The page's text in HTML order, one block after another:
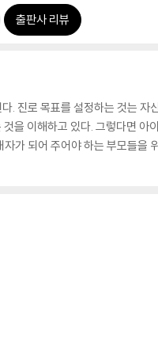
출판사 리뷰
. 진로 목표를 설정하는 것는
을 이해하고 있다. 그렇다면
가 되어 주어야 하는 부모들